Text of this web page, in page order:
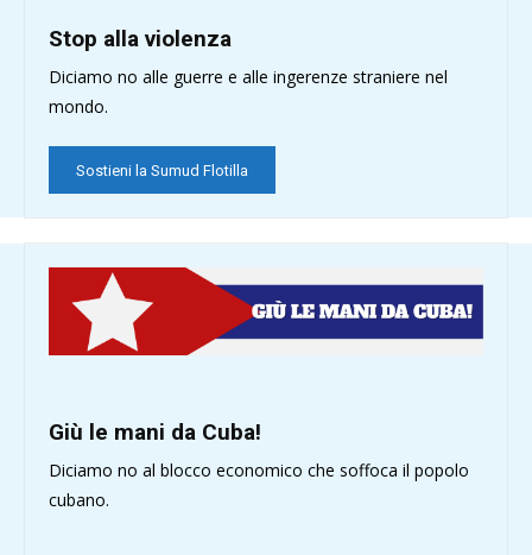
Stop alla violenza
Diciamo no alle guerre e alle ingerenze straniere nel
mondo.
Sostieni la Sumud Flotilla
Giù le mani da Cuba!
Diciamo no al blocco economico che soffoca il popolo
cubano.